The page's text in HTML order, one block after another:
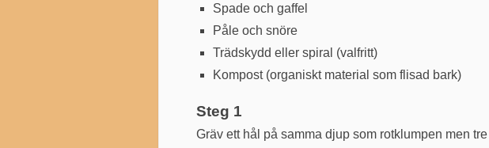
Spade och gaffel
Påle och snöre
Trädskydd eller spiral (valfritt)
Kompost (organiskt material som flisad bark)
Steg 1
Gräv ett hål på samma djup som rotklumpen men